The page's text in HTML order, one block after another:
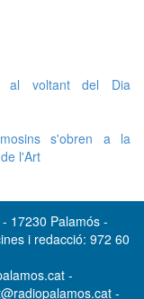
al voltant del Dia
s'obren a la
l'Art
17230 Palamós -
i redacció: 972 60
-
-